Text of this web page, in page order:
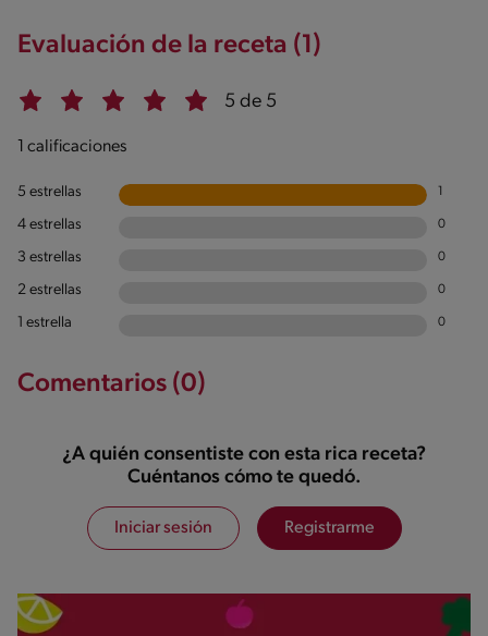
Evaluación de la receta (1)
5 de 5
1 calificaciones
5 estrellas
4 estrellas 0
3 estrellas 0
2 estrellas 0
1 estrella 0
Comentarios (0)
¿A quién consentiste con esta rica receta?
Cuéntanos cómo te quedó.
Iniciar sesión Registrarme